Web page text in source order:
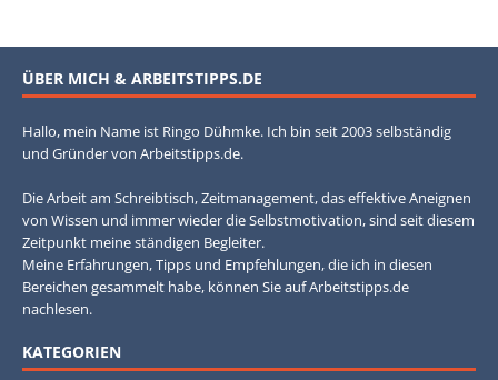
ÜBER MICH & ARBEITSTIPPS.DE
Hallo, mein Name ist Ringo Dühmke. Ich bin seit 2003 selbständig
und Gründer von Arbeitstipps.de.
Die Arbeit am Schreibtisch, Zeitmanagement, das effektive Aneignen
von Wissen und immer wieder die Selbstmotivation, sind seit diesem
Zeitpunkt meine ständigen Begleiter.
Meine Erfahrungen, Tipps und Empfehlungen, die ich in diesen
Bereichen gesammelt habe, können Sie auf Arbeitstipps.de
nachlesen.
KATEGORIEN